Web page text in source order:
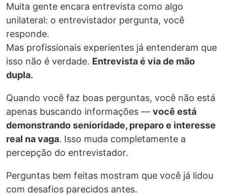
Muita gente encara entrevista como algo
unilateral: o entrevistador pergunta, você
responde.
Mas profissionais experientes já entenderam que
isso não é verdade. Entrevista é via de mão
dupla.
Quando você faz boas perguntas, você não está
apenas buscando informações — você está
demonstrando senioridade, preparo e interesse
real na vaga. Isso muda completamente a
percepção do entrevistador.
Perguntas bem feitas mostram que você já lidou
com desafios parecidos antes.